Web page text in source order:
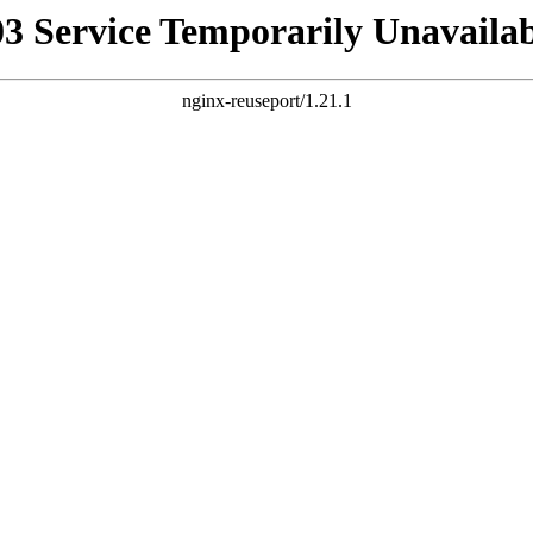
Service Temporarily
nginx-reuseport/1.21.1